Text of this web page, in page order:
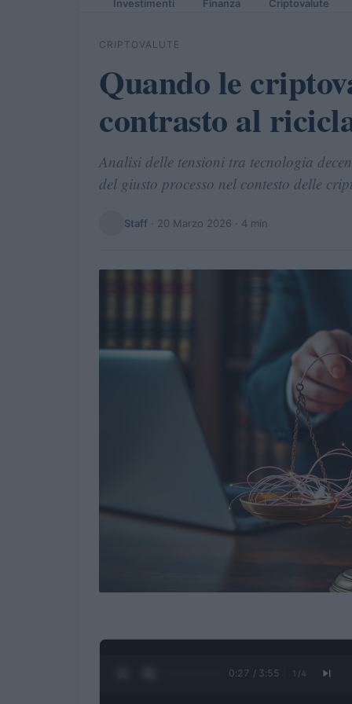
Investimenti Finanza Criptovalute
CRIPTOVALUTE
Quando le
contrasto al
Analisi delle tensioni tra tecnologia
del giusto processo nel contesto delle
Staff · 20 Marzo 2026 · 4 min
0:28 / 3:55 1 /4